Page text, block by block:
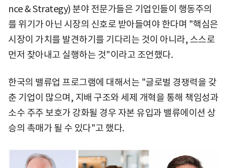
nce & Strategy) 분야 전문가들은 기업인들이 행동주의
를 위기가 아닌 시장의 신호로 받아들여야 한다며 "핵심은
시장이 가치를 발견하기를 기다리는 것이 아니라, 스스로
먼저 찾아내고 실행하는 것"이라고 조언했다.
한국의 밸류업 프로그램에 대해서는 "글로벌 경쟁력을 갖
춘 기업이 많으며, 지배 구조와 세제 개혁을 통해 책임성과
소수 주주 보호가 강화될 경우 자본 유입과 밸류에이션 상
승의 촉매가 될 수 있다"고 했다.